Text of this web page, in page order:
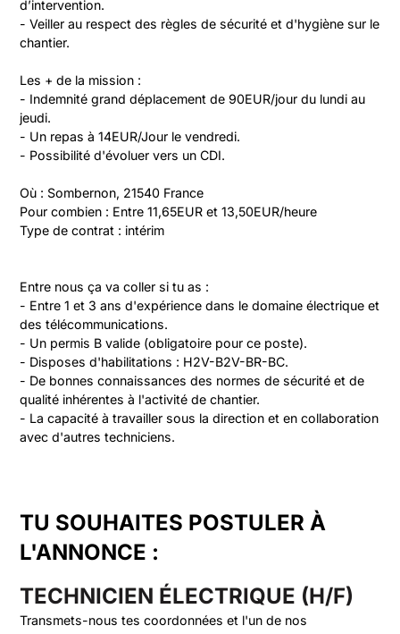
d’intervention.
- Veiller au respect des règles de sécurité et d'hygiène sur le
chantier.
Les + de la mission :
- Indemnité grand déplacement de 90EUR/jour du lundi au
jeudi.
- Un repas à 14EUR/Jour le vendredi.
- Possibilité d'évoluer vers un CDI.
Où : Sombernon, 21540 France
Pour combien : Entre 11,65EUR et 13,50EUR/heure
Type de contrat : intérim
Entre nous ça va coller si tu as :
- Entre 1 et 3 ans d'expérience dans le domaine électrique et
des télécommunications.
- Un permis B valide (obligatoire pour ce poste).
- Disposes d'habilitations : H2V-B2V-BR-BC.
- De bonnes connaissances des normes de sécurité et de
qualité inhérentes à l'activité de chantier.
- La capacité à travailler sous la direction et en collaboration
avec d'autres techniciens.
TU SOUHAITES POSTULER À
L'ANNONCE :
TECHNICIEN ÉLECTRIQUE (H/F)
Transmets-nous tes coordonnées et l'un de nos